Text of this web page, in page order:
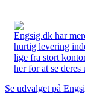
Engsig.dk har
hurtig levering
lige fra stort
her for at se deres
Se udvalget på